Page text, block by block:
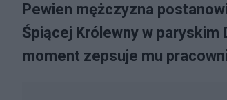
Pewien mężczyzna
Śpiącej Królewny w paryskim
moment zepsuje mu